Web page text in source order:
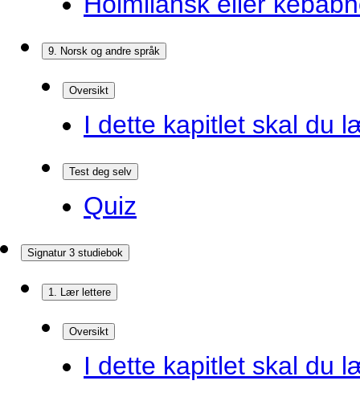
9. Norsk og andre språk
Oversikt
I dette kapitlet skal du
Test deg selv
Quiz
Signatur 3 studiebok
1. Lær lettere
Oversikt
I dette kapitlet skal du